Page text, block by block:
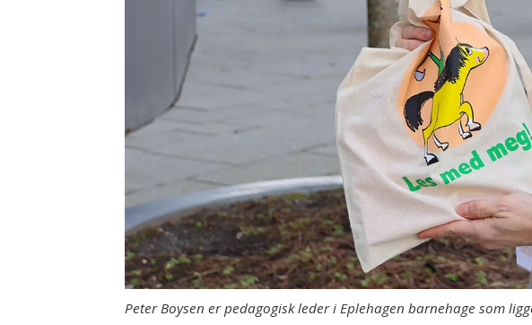
Peter Boysen er pedagogisk leder i Eplehagen barnehage som